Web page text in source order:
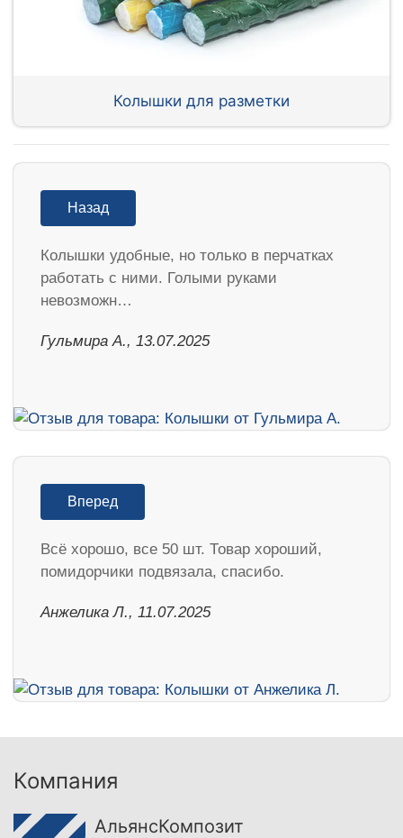
Колышки для разметки
Назад
Колышки удобные, но только в перчатках
работать с ними. Голыми руками
невозможн…
Гульмира А., 13.07.2025
Вперед
Всё хорошо, все 50 шт. Товар хороший,
помидорчики подвязала, спасибо.
Анжелика Л., 11.07.2025
Компания
АльянсКомпозит